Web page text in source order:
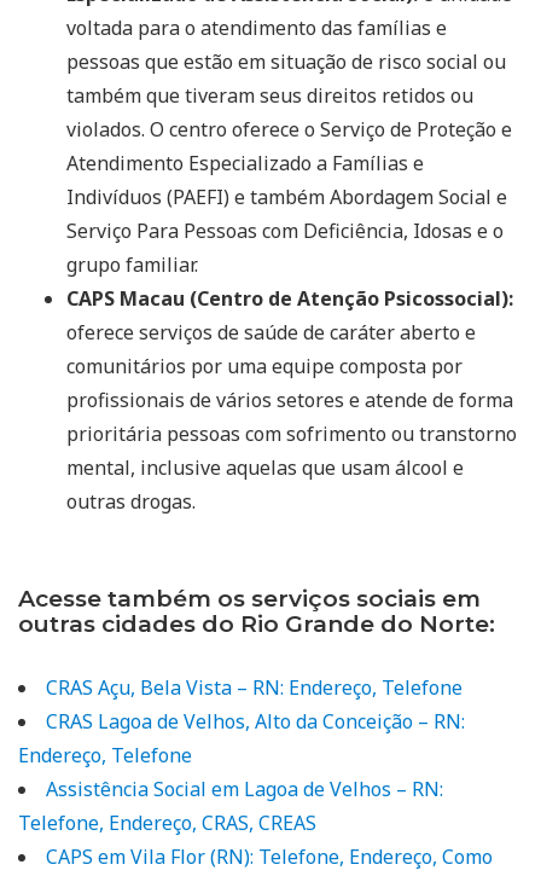
voltada para o atendimento das famílias e
pessoas que estão em situação de risco social ou
também que tiveram seus direitos retidos ou
violados. O centro oferece o Serviço de Proteção e
Atendimento Especializado a Famílias e
Indivíduos (PAEFI) e também Abordagem Social e
Serviço Para Pessoas com Deficiência, Idosas e o
grupo familiar.
CAPS Macau (Centro de Atenção Psicossocial):
oferece serviços de saúde de caráter aberto e
comunitários por uma equipe composta por
profissionais de vários setores e atende de forma
prioritária pessoas com sofrimento ou transtorno
mental, inclusive aquelas que usam álcool e
outras drogas.
Acesse também os serviços sociais em
outras cidades do Rio Grande do Norte:
CRAS Açu, Bela Vista – RN: Endereço, Telefone
CRAS Lagoa de Velhos, Alto da Conceição – RN:
Endereço, Telefone
Assistência Social em Lagoa de Velhos – RN:
Telefone, Endereço, CRAS, CREAS
CAPS em Vila Flor (RN): Telefone, Endereço, Como